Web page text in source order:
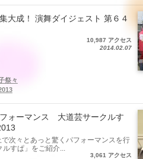
大成！ 演舞ダイジェスト 第６４
10,987 アクセス
2014.02.07
祭々
ォーマンス 大道芸サークルす
次々とあっと驚くパフォーマンスを行
ルすぱ」をご紹介...
3,061 アクセス